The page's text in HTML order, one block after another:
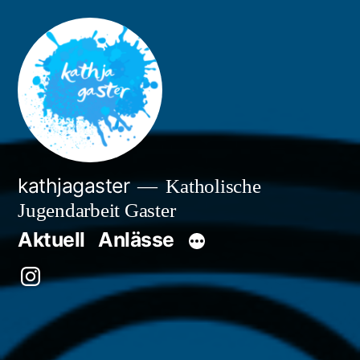
Inhalt
springen
kathjagaster
Katholische
Jugendarbeit Gaster
Aktuell Anlässe
Besuche
auf